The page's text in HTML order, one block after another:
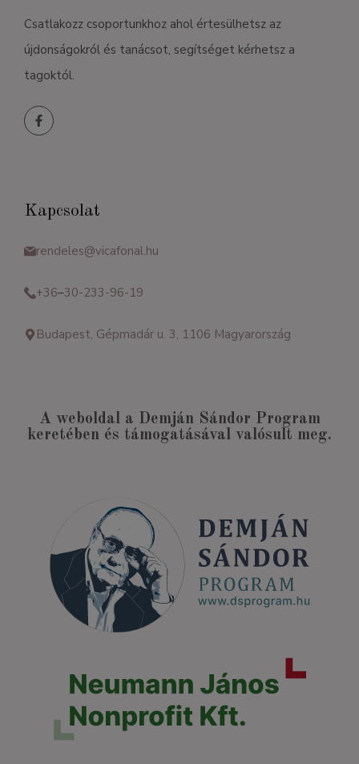
Csatlakozz csoportunkhoz ahol értesülhetsz az
újdonságokról és tanácsot, segítséget kérhetsz a
tagoktól.
Kapcsolat
rendeles@vicafonal.hu
+36–30-233-96-19
Budapest, Gépmadár u. 3, 1106 Magyarország
A weboldal a Demján Sándor Program
keretében és támogatásával valósult meg.